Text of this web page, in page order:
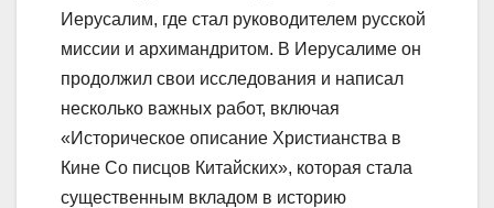
Иерусалим, где стал руководителем русской
миссии и архимандритом. В Иерусалиме он
продолжил свои исследования и написал
несколько важных работ, включая
«Историческое описание Христианства в
Кине Co писцов Китайских», которая стала
существенным вкладом в историю